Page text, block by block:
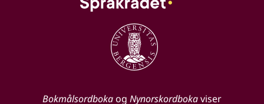
Bokmålsordbokaog Nynorskordbokaviser